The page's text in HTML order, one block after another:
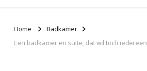
Home
Badkamer
Een badkamer en suite, dat wil toch iedereen